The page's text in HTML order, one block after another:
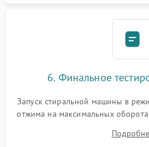
6. Финальное
Запуск стиральной машины в
отжима на максимальных
корректности слива,
посторонних стуков и